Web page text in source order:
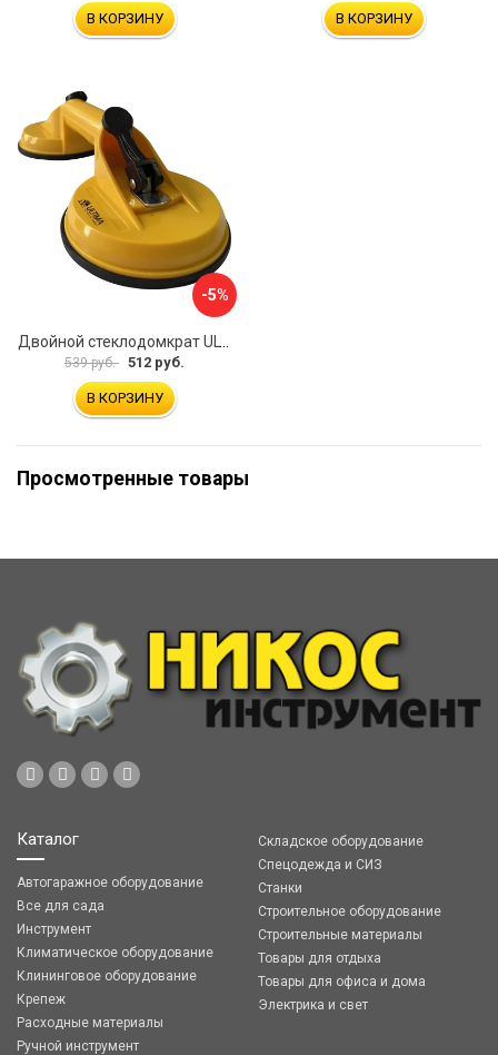
В КОРЗИНУ В КОРЗИНУ
-5%
Двойной стеклодомкрат ULTIMA 2
539 руб. 512 руб.
В КОРЗИНУ
Просмотренные товары
Каталог
Автогаражное оборудование
Все для сада
Инструмент
Климатическое оборудование
Клининговое оборудование
Крепеж
Расходные материалы
Ручной инструмент
Складское оборудование
Спецодежда и СИЗ
Станки
Строительное оборудование
Строительные материалы
Товары для отдыха
Товары для офиса и дома
Электрика и свет